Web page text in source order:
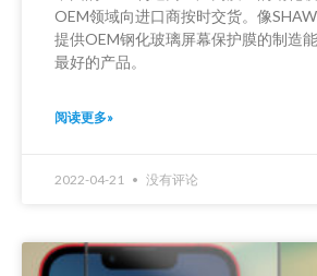
OEM领域向进口商按时交货。像
提供OEM钢化玻璃屏幕保护膜的制造
最好的产品。
阅读更多»
2022-04-21 没有评论